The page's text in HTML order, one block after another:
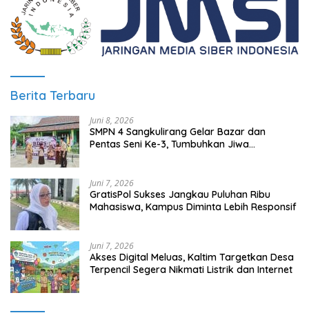
Berita Terbaru
Juni 8, 2026
SMPN 4 Sangkulirang Gelar Bazar dan
Pentas Seni Ke-3, Tumbuhkan Jiwa
Juni 7, 2026
GratisPol Sukses Jangkau Puluhan Ribu
Mahasiswa, Kampus Diminta Lebih Responsif
Juni 7, 2026
Akses Digital Meluas, Kaltim Targetkan Desa
Terpencil Segera Nikmati Listrik dan Internet